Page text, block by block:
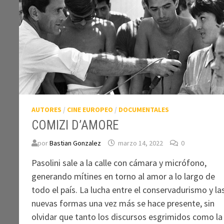
AUTORES / CINE EUROPEO / DOCUMENTALES
COMIZI D’AMORE
porBastian Gonzalez marzo 14, 2022 0
Pasolini sale a la calle con cámara y micrófono,
generando mítines en torno al amor a lo largo de
todo el país. La lucha entre el conservadurismo y
nuevas formas una vez más se hace presente, sin
olvidar que tanto los discursos esgrimidos como la